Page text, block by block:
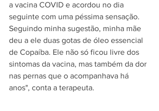
a vacina COVID e acordou no dia
seguinte com uma péssima sensação.
Seguindo minha sugestão, minha mãe
deu a ele duas gotas de óleo essencial
de Copaíba. Ele não só ficou livre dos
sintomas da vacina, mas também da dor
nas pernas que o acompanhava há
anos", conta a terapeuta.